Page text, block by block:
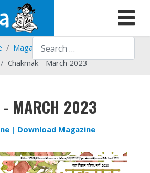
Search
Magazines
Chakmak
Chakmak - March 2023
- MARCH 2023
| Download Magazine